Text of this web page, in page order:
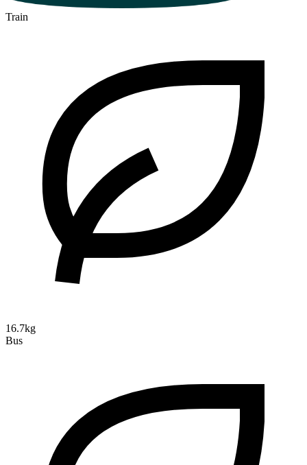
Train
16.7kg
Bus